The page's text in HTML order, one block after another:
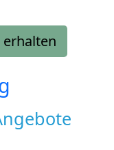
erhalten